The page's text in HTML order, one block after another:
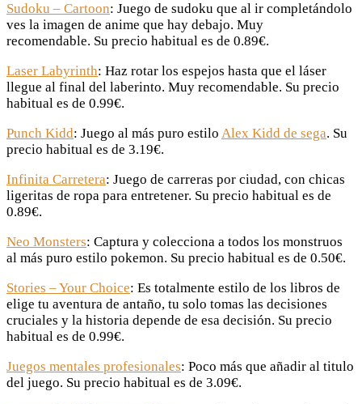
Sudoku – Cartoon: Juego de sudoku que al ir completándolo
ves la imagen de anime que hay debajo. Muy
recomendable. Su precio habitual es de 0.89€.
Laser Labyrinth: Haz rotar los espejos hasta que el láser
llegue al final del laberinto. Muy recomendable. Su precio
habitual es de 0.99€.
Punch Kidd: Juego al más puro estilo Alex Kidd de sega. Su
precio habitual es de 3.19€.
Infinita Carretera: Juego de carreras por ciudad, con chicas
ligeritas de ropa para entretener. Su precio habitual es de
0.89€.
Neo Monsters: Captura y colecciona a todos los monstruos
al más puro estilo pokemon. Su precio habitual es de 0.50€.
Stories – Your Choice: Es totalmente estilo de los libros de
elige tu aventura de antaño, tu solo tomas las decisiones
cruciales y la historia depende de esa decisión. Su precio
habitual es de 0.99€.
Juegos mentales profesionales: Poco más que añadir al titulo
del juego. Su precio habitual es de 3.09€.